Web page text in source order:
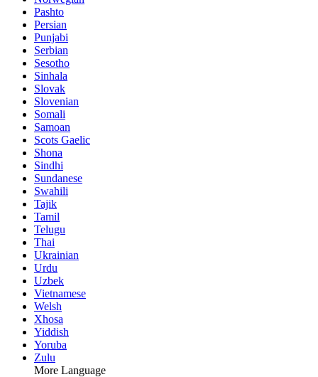
Pashto
Persian
Punjabi
Serbian
Sesotho
Sinhala
Slovak
Slovenian
Somali
Samoan
Scots Gaelic
Shona
Sindhi
Sundanese
Swahili
Tajik
Tamil
Telugu
Thai
Ukrainian
Urdu
Uzbek
Vietnamese
Welsh
Xhosa
Yiddish
Yoruba
Zulu
More Language